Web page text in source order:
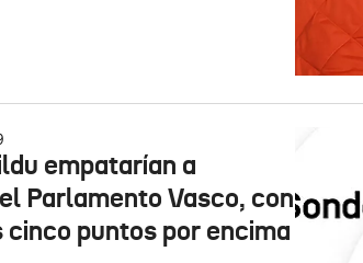
empatarían a
Parlamento Vasco, con
puntos por encima